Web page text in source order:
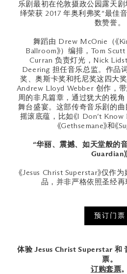
乐剧最初在伦敦摄政公园露天
绎荣获 2017 年奥利弗奖“最佳
数赞誉。
舞蹈由 Drew McOnie（《
Ballroom》）编排，Tom
Curran 负责灯光，Nick
Deering 担任音乐总监。作品
奖、奥斯卡奖和托尼奖这四大
Andrew Lloyd Webber 创作，
周的非凡篇章，通过犹大的视
舞台盛宴。这部传奇音乐剧的
摇滚底蕴，比如《I Don’t Know
《Gethsemane》和《
“华丽、震撼、如天堂般的
Guardian
《Jesus Christ Superstar》仅作
品，并非严格依照圣经再
预订门票
体验 Jesus Christ Superstar 和
票。
订购套票。